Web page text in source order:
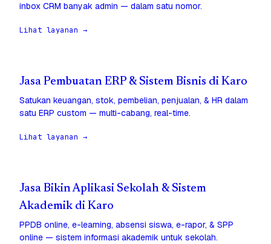
inbox CRM banyak admin — dalam satu nomor.
Lihat layanan →
Jasa Pembuatan ERP & Sistem Bisnis di Karo
Satukan keuangan, stok, pembelian, penjualan, & HR dalam
satu ERP custom — multi-cabang, real-time.
Lihat layanan →
Jasa Bikin Aplikasi Sekolah & Sistem
Akademik di Karo
PPDB online, e-learning, absensi siswa, e-rapor, & SPP
online — sistem informasi akademik untuk sekolah.